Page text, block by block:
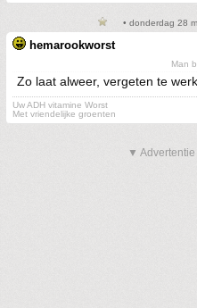
• donderdag 28
hemarookworst
Man
Zo laat alweer, vergeten te
Uw ADH vitamine Worst
Met vriendelijke groenten
▼